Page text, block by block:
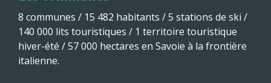
8 communes / 15 482 habitants / 5 stations de ski /
140 000 lits touristiques / 1 territoire touristique
hiver-été / 57 000 hectares en Savoie à la frontière
italienne.